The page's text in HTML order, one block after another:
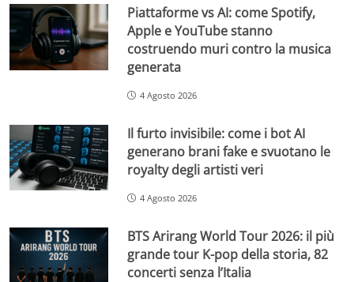
Piattaforme vs AI: come Spotify,
Apple e YouTube stanno
costruendo muri contro la musica
generata
4 Agosto 2026
Il furto invisibile: come i bot AI
generano brani fake e svuotano le
royalty degli artisti veri
4 Agosto 2026
BTS Arirang World Tour 2026: il più
grande tour K-pop della storia, 82
concerti senza l’Italia